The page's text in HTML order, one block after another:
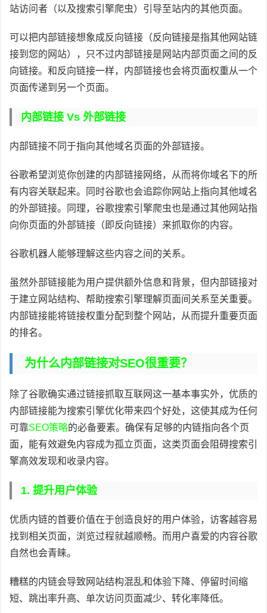
站访问者（以及搜索引擎爬虫）引导至站内的其他页面。
可以把内部链接想象成反向链接（反向链接是指其他网站链
接到您的网站），只不过内部链接是网站内部页面之间的反
向链接。和反向链接一样，内部链接也会将页面权重从一个
页面传递到另一个页面。
内部链接 Vs 外部链接
内部链接不同于指向其他域名页面的外部链接。
谷歌希望浏览你创建的内部链接网络，从而将你域名下的所
有内容关联起来。同时谷歌也会追踪你网站上指向其他域名
的外部链接。同理，谷歌搜索引擎爬虫也是通过其他网站指
向你页面的外部链接（即反向链接）来抓取你的内容。
谷歌机器人能够理解这些内容之间的关系。
虽然外部链接能为用户提供额外信息和背景，但内部链接对
于建立网站结构、帮助搜索引擎理解页面间关系至关重要。
内部链接能将链接权重分配到整个网站，从而提升重要页面
的排名。
为什么内部链接对SEO很重要？
除了谷歌确实通过链接抓取互联网这一基本事实外，优质的
内部链接能为搜索引擎优化带来四个好处，这使其成为任何
可靠SEO策略的必备要素。确保有足够的内链指向各个页
面，能有效避免内容成为孤立页面，这类页面会阻碍搜索引
擎高效发现和收录内容。
1. 提升用户体验
优质内链的首要价值在于创造良好的用户体验，访客越容易
找到相关页面，浏览过程就越顺畅。而用户喜爱的内容谷歌
自然也会青睐。
糟糕的内链会导致网站结构混乱和体验下降、停留时间缩
短、跳出率升高、单次访问页面减少、转化率降低。